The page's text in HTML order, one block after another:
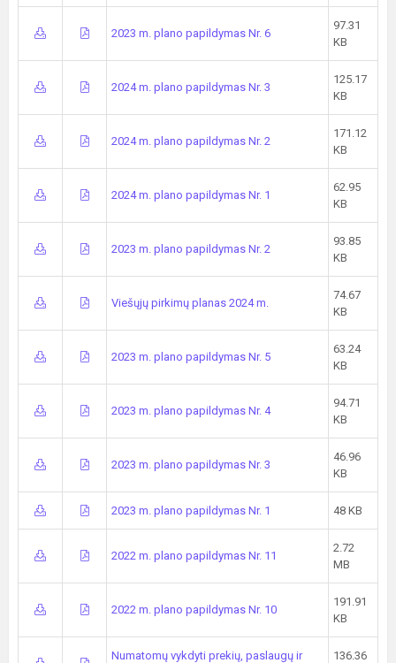
2023 m. plano papildymas Nr. 6
97.31
KB
2024 m. plano papildymas Nr. 3
125.17
KB
2024 m. plano papildymas Nr. 2
171.12
KB
2024 m. plano papildymas Nr. 1
62.95
KB
2023 m. plano papildymas Nr. 2
93.85
KB
Viešųjų pirkimų planas 2024 m.
74.67
KB
2023 m. plano papildymas Nr. 5
63.24
KB
2023 m. plano papildymas Nr. 4
94.71
KB
2023 m. plano papildymas Nr. 3
46.96
KB
2023 m. plano papildymas Nr. 1 48 KB
2022 m. plano papildymas Nr. 11
2.72
MB
2022 m. plano papildymas Nr. 10
191.91
KB
Numatomų vykdyti prekių, paslaugų ir
136.36